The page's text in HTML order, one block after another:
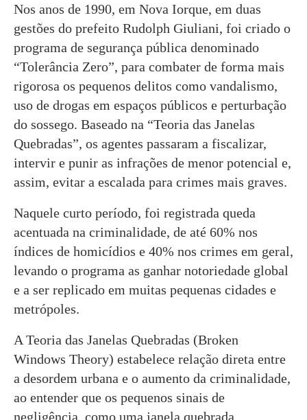
Nos anos de 1990, em Nova Iorque, em duas
gestões do prefeito Rudolph Giuliani, foi criado o
programa de segurança pública denominado
“Tolerância Zero”, para combater de forma mais
rigorosa os pequenos delitos como vandalismo,
uso de drogas em espaços públicos e perturbação
do sossego. Baseado na “Teoria das Janelas
Quebradas”, os agentes passaram a fiscalizar,
intervir e punir as infrações de menor potencial e,
assim, evitar a escalada para crimes mais graves.
Naquele curto período, foi registrada queda
acentuada na criminalidade, de até 60% nos
índices de homicídios e 40% nos crimes em geral,
levando o programa as ganhar notoriedade global
e a ser replicado em muitas pequenas cidades e
metrópoles.
A Teoria das Janelas Quebradas (Broken
Windows Theory) estabelece relação direta entre
a desordem urbana e o aumento da criminalidade,
ao entender que os pequenos sinais de
negligência, como uma janela quebrada,